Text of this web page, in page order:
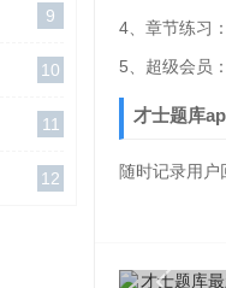
9
10
11
12
4、章节练习
5、超级会员
才士题库
随时记录用